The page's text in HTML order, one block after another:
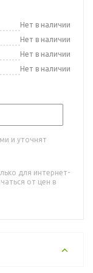
Нет в наличии
Нет в наличии
Нет в наличии
Нет в наличии
и уточнят
для интернет-
от цен в